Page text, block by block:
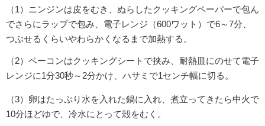
（1）ニンジンは皮をむき、ぬらしたクッキングペーパーで包ん
でさらにラップで包み、電子レンジ（600ワット）で6～7分、
つぶせるくらいやわらかくなるまで加熱する。
（2）ベーコンはクッキングシートで挟み、耐熱皿にのせて電子
レンジに1分30秒～2分かけ、ハサミで1センチ幅に切る。
（3）卵はたっぷり水を入れた鍋に入れ、煮立ってきたら中火で
10分ほどゆで、冷水にとって殻をむく。